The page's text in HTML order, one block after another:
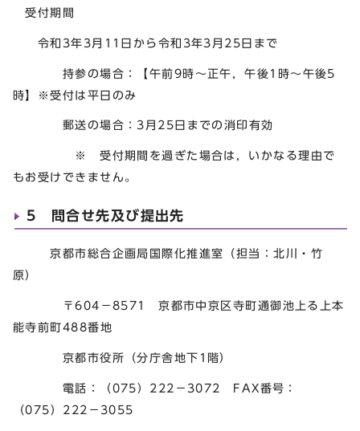
受付期間
令和3年3月11日から令和3年3月25日まで
持参の場合：【午前9時～正午，午後1時～午後5
時】※受付は平日のみ
郵送の場合：3月25日までの消印有効
※ 受付期間を過ぎた場合は，いかなる理由で
もお受けできません。
5 問合せ先及び提出先
京都市総合企画局国際化推進室（担当：北川・竹
原）
〒604－8571 京都市中京区寺町通御池上る上本
能寺前町488番地
京都市役所（分庁舎地下1階）
電話：（075）222－3072 FAX番号：
（075）222－3055